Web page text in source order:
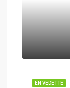
EN VEDETTE